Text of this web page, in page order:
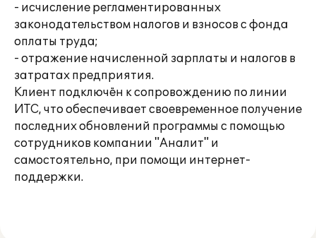
- исчисление регламентированных
законодательством налогов и взносов с фонда
оплаты труда;
- отражение начисленной зарплаты и налогов в
затратах предприятия.
Клиент подключён к сопровождению по линии
ИТС, что обеспечивает своевременное получение
последних обновлений программы с помощью
сотрудников компании "Аналит" и
самостоятельно, при помощи интернет-
поддержки.